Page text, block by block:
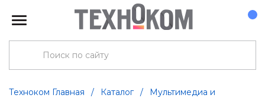
Техноком Главная / Каталог /
Мультимедиа и